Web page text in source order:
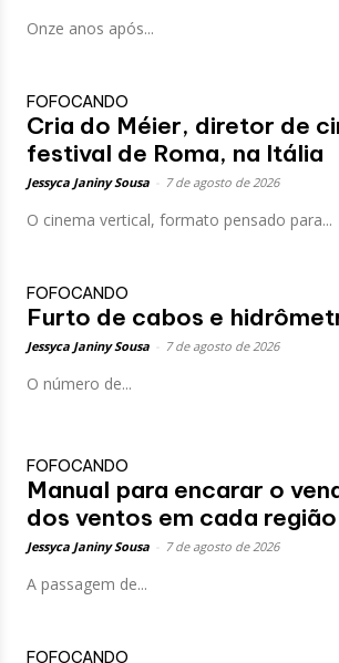
Onze anos após...
FOFOCANDO
Cria do Méier, diretor de
festival de Roma, na Itália
Jessyca Janiny Sousa 7 de agosto de 2026
O cinema vertical, formato pensado para...
FOFOCANDO
Furto de cabos e
Jessyca Janiny Sousa 7 de agosto de 2026
O número de...
FOFOCANDO
Manual para encarar o
dos ventos em cada região
Jessyca Janiny Sousa 7 de agosto de 2026
A passagem de...
FOFOCANDO